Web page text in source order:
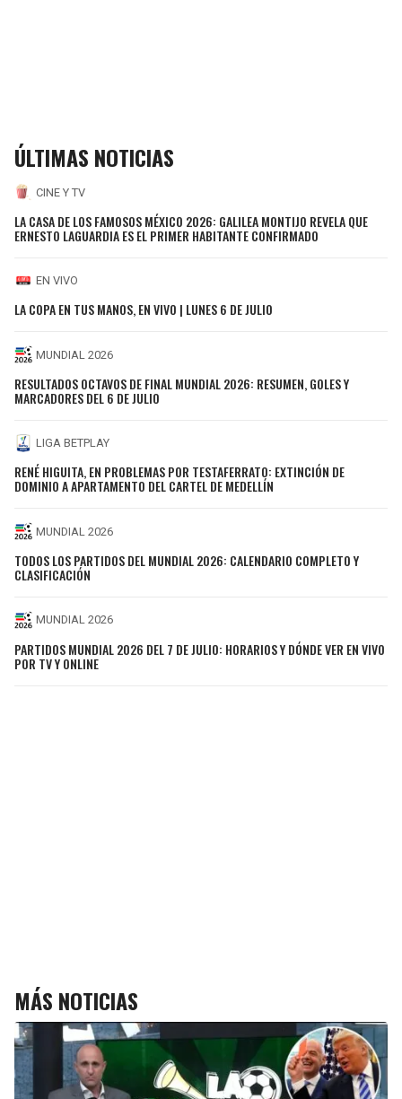
ÚLTIMAS NOTICIAS
CINE Y TV
LA CASA DE LOS FAMOSOS MÉXICO 2026: GALILEA MONTIJO REVELA QUE
ERNESTO LAGUARDIA ES EL PRIMER HABITANTE CONFIRMADO
EN VIVO
LA COPA EN TUS MANOS, EN VIVO | LUNES 6 DE JULIO
MUNDIAL 2026
RESULTADOS OCTAVOS DE FINAL MUNDIAL 2026: RESUMEN, GOLES Y
MARCADORES DEL 6 DE JULIO
LIGA BETPLAY
RENÉ HIGUITA, EN PROBLEMAS POR TESTAFERRATO: EXTINCIÓN DE
DOMINIO A APARTAMENTO DEL CARTEL DE MEDELLÍN
MUNDIAL 2026
TODOS LOS PARTIDOS DEL MUNDIAL 2026: CALENDARIO COMPLETO Y
CLASIFICACIÓN
MUNDIAL 2026
PARTIDOS MUNDIAL 2026 DEL 7 DE JULIO: HORARIOS Y DÓNDE VER EN VIVO
POR TV Y ONLINE
MÁS NOTICIAS